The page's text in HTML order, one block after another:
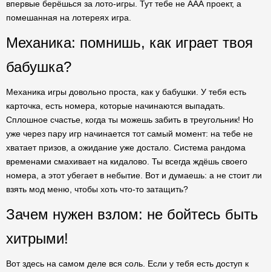
впервые берёшься за лото-игры. Тут тебе не ААА проект, а
помешанная на лотереях игра.
Механика: помнишь, как играет твоя
бабушка?
Механика игры довольно проста, как у бабушки. У тебя есть
карточка, есть номера, которые начинаются выпадать.
Сплошное счастье, когда ты можешь забить в треугольник! Но
уже через пару игр начинается тот самый момент: на тебе не
хватает призов, а ожидание уже достало. Система рандома
временами смахивает на кидалово. Ты всегда ждёшь своего
номера, а этот убегает в небытие. Вот и думаешь: а не стоит ли
взять мод меню, чтобы хоть что-то затащить?
Зачем нужен взлом: не бойтесь быть
хитрыми!
Вот здесь на самом деле вся соль. Если у тебя есть доступ к